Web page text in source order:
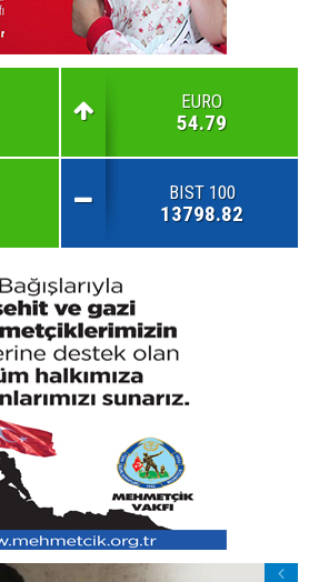
EURO
54.79
BIST 100
13798.82